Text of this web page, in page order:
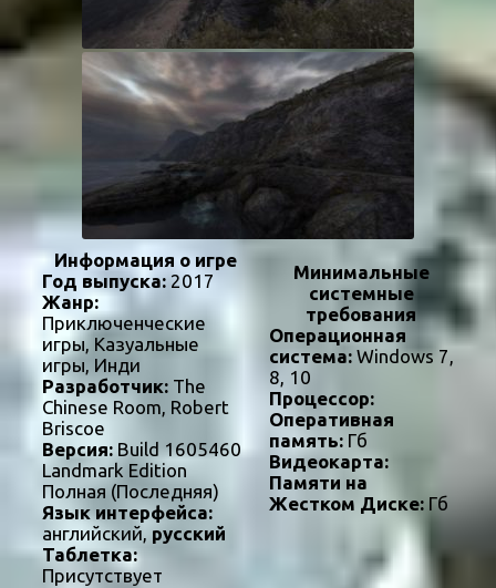
Информация о игре
Год выпуска: 2017
Жанр:
Приключенческие
игры, Казуальные
игры, Инди
Разработчик: The
Chinese Room, Robert
Briscoe
Версия: Build 1605460
Landmark Edition
Полная (Последняя)
Язык интерфейса:
английский, русский
Таблетка:
Присутствует
Минимальные
системные
требования
Операционная
система:Windows 7,
8, 10
Процессор:
Оперативная
память:Гб
Видеокарта:
Памяти на
Жестком Диске:Гб